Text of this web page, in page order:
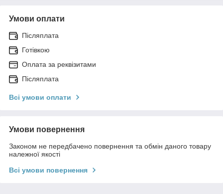
Умови оплати
Післяплата
Готівкою
Оплата за реквізитами
Післяплата
Всі умови оплати
Умови повернення
Законом не передбачено повернення та обмін даного товару
належної якості
Всі умови повернення